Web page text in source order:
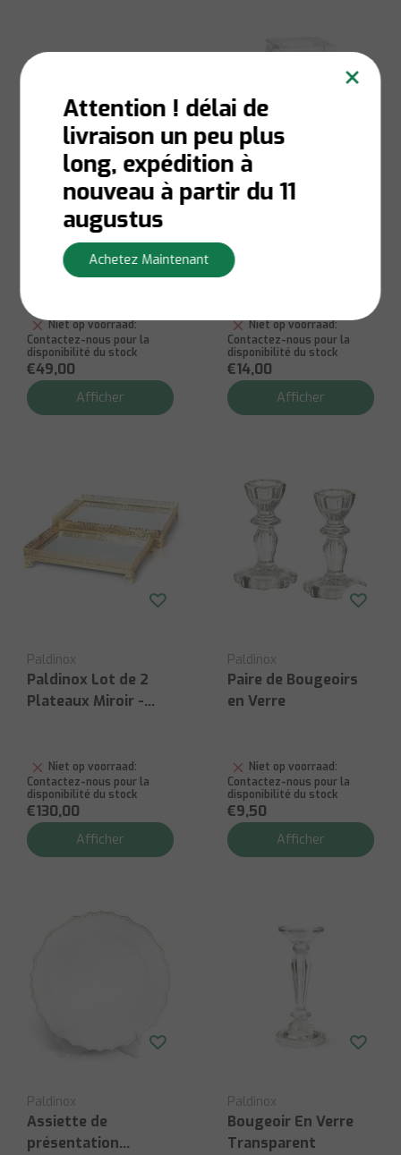
Paldinox
Petit plateau
rectangulaire
plaqué or
Niet op voorraad:
Contactez-nous pour la
disponibilité du stock
€49,00
Afficher
en cristal Paldinox 8
cm
Niet op voorraad:
Contactez-nous pour la
disponibilité du stock
€14,00
Afficher
Paldinox
Paldinox Lot de 2
Plateaux Miroir -
Niet op voorraad:
Contactez-nous pour la
disponibilité du stock
€130,00
Afficher
Paldinox
Paire de Bougeoirs
en Verre
Niet op voorraad:
Contactez-nous pour la
disponibilité du stock
€9,50
Afficher
Paldinox
Assiette de
présentation
Paldinox
Bougeoir En Verre
Transparent
×
Attention ! délai de
livraison un peu plus
long, expédition à
nouveau à partir du 11
augustus
Achetez Maintenant